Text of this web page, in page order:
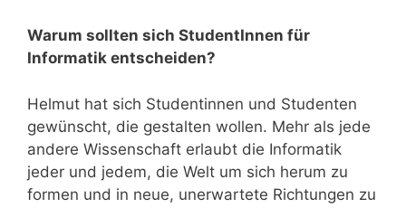
Warum sollten sich StudentInnen für
Informatik entscheiden?
Helmut hat sich Studentinnen und Studenten
gewünscht, die gestalten wollen. Mehr als jede
andere Wissenschaft erlaubt die Informatik
jeder und jedem, die Welt um sich herum zu
formen und in neue, unerwartete Richtungen zu